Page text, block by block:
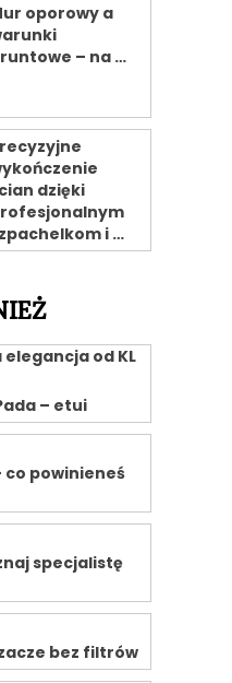
oporowy a
– na …
dzięki
i …
– etui
co powinieneś
specjalistę
bez filtrów